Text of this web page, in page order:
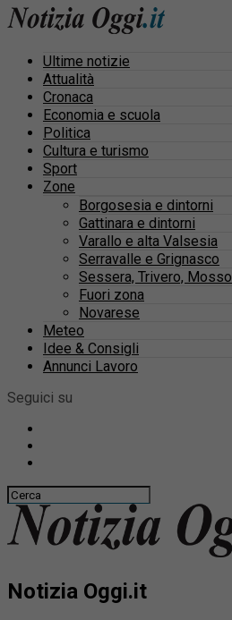
Ultime notizie
Attualità
Cronaca
Economia e scuola
Politica
Cultura e turismo
Sport
Zone
Borgosesia e dintorni
Gattinara e dintorni
Varallo e alta Valsesia
Serravalle e Grignasco
Sessera, Trivero, Mosso
Fuori zona
Novarese
Meteo
Idee & Consigli
Annunci Lavoro
Seguici su
Notizia Oggi.it